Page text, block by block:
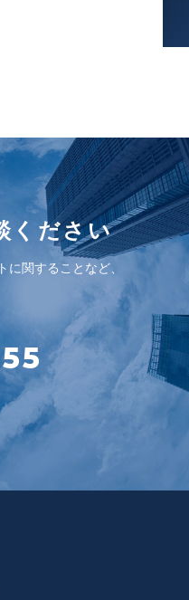
いただいた個人情報を次の場
ある場合
合
又は財産の保護のために必要
上又は児童の健全な育成の推進
くは地方公共団体又はその委託
意を得ることによって当該事
取扱いの委託
営上、お客様により良いサー
ることがあります。この場合
管理・機密保持などによりお客
の開示等の請求
に関するお問い合わせ窓口」
ください
関することなど、